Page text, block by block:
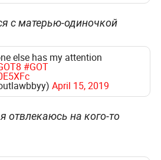
с матерью-одиночкой
else has my attention
#GOT
April 15, 2019
отвлекаюсь на кого-то